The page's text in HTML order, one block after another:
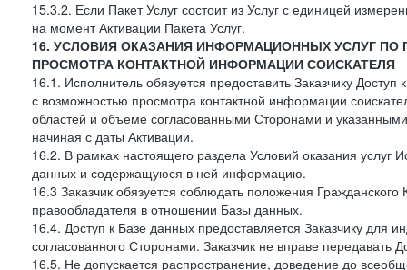
15.3.2. Если Пакет Услуг состоит из Услуг с единицей
на момент Активации Пакета Услуг.
16. УСЛОВИЯ ОКАЗАНИЯ ИНФОРМАЦИОННЫХ УСЛУГ
ПРОСМОТРА КОНТАКТНОЙ ИНФОРМАЦИИ СОИСКАТЕЛЯ
16.1. Исполнитель обязуется предоставить Заказчику
с возможностью просмотра контактной информации
областей и объеме согласованными Сторонами и
начиная с даты Активации.
16.2. В рамках настоящего раздела Условий оказания услуг
данных и содержащуюся в ней информацию.
16.3 Заказчик обязуется соблюдать положения
правообладателя в отношении Базы данных.
16.4. Доступ к Базе данных предоставляется Заказчику для
согласованного Сторонами. Заказчик не вправе
16.5. Не допускается распространение, доведение до